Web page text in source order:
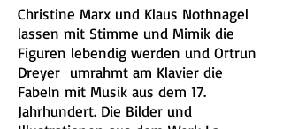
Christine Marx und Klaus Nothnagel
lassen mit Stimme und Mimik die
Figuren lebendig werden und Ortrun
Dreyer umrahmt am Klavier die
Fabeln mit Musik aus dem 17.
Jahrhundert. Die Bilder und